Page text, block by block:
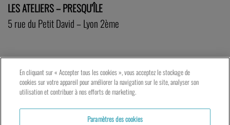
LES ATELIERS – PRESQU’ÎLE
5 rue du Petit David – Lyon 2ème
En cliquant sur « Accepter tous les cookies », vous acceptez le stockage de
cookies sur votre appareil pour améliorer la navigation sur le site, analyser son
utilisation et contribuer à nos efforts de marketing.
Paramètres des cookies